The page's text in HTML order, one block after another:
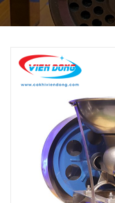
MÁY CHẾ BIẾN
THIẾT BỊ LÀM ĐỒ
THIẾT BỊ LÀM BÁNH
MÁY ĐÓNG GÓI
THIẾT BỊ LẠNH